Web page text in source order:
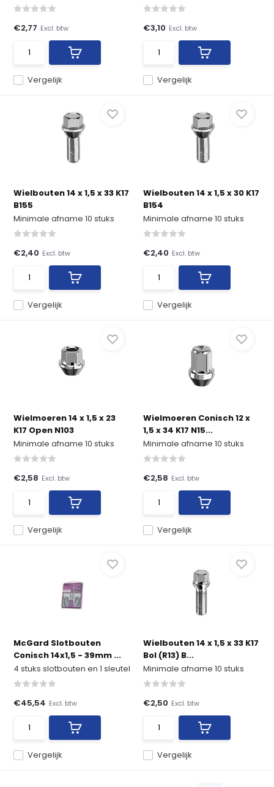
Vergelijk
€2,77 Excl. btw
Vergelijk
€3,10 Excl. btw
Wielbouten 14 x 1,5 x 33 K17
B155
Minimale afname 10 stuks
Vergelijk
€2,40 Excl. btw
Wielbouten 14 x 1,5 x 30 K17
B154
Minimale afname 10 stuks
Vergelijk
€2,40 Excl. btw
Wielmoeren 14 x 1,5 x 23
K17 Open N103
Minimale afname 10 stuks
Vergelijk
€2,58 Excl. btw
Wielmoeren Conisch 12 x
1,5 x 34 K17 N15...
Minimale afname 10 stuks
Vergelijk
€2,58 Excl. btw
McGard Slotbouten
Conisch 14x1,5 - 39mm ...
4 stuks slotbouten en 1 sleutel
Vergelijk
€45,54 Excl. btw
Wielbouten 14 x 1,5 x 33 K17
Bol (R13) B...
Minimale afname 10 stuks
Vergelijk
€2,50 Excl. btw